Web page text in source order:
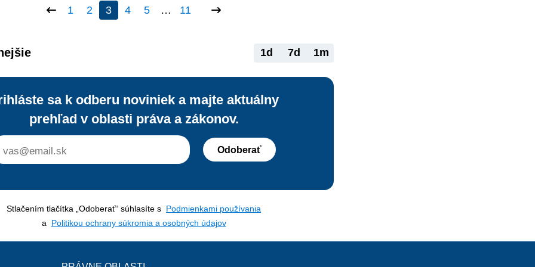
1 2 3 4 5 … 11
1d 7d 1m
sa k odberu noviniek a majte aktuálny
prehľad v oblasti práva a zákonov.
Odoberať
Stlačením tlačítka „Odoberať“ súhlasíte s Podmienkami používania
a Politikou ochrany súkromia a osobných údajov